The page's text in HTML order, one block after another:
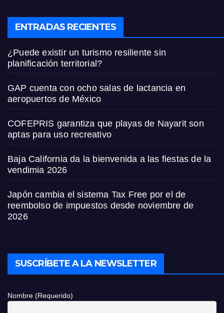
ENTRADAS RECIENTES
¿Puede existir un turismo resiliente sin
planificación territorial?
GAP cuenta con ocho salas de lactancia en
aeropuertos de México
COFEPRIS garantiza que playas de Nayarit son
aptas para uso recreativo
Baja California da la bienvenida a las fiestas de la
vendimia 2026
Japón cambia el sistema Tax Free por el de
reembolso de impuestos desde noviembre de
2026
SUSCRÍBETE A LA NEWSLETTER
Nombre (Requerido)